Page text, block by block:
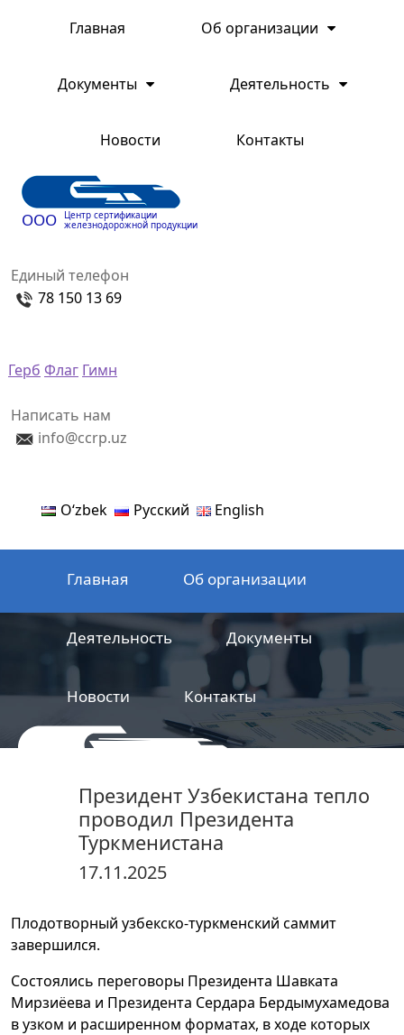
Главная Об организации
Документы Деятельность
Новости Контакты
ООО Центр сертификации
железнодорожной продукции
Единый телефон
78 150 13 69
Герб Флаг Гимн
Написать нам
info@ccrp.uz
Oʻzbek Русский English
Главная Об организации
Деятельность Документы
Новости Контакты
железнодорожной продукции
Президент Узбекистана тепло
проводил Президента
Туркменистана
17.11.2025
Плодотворный узбекско-туркменский саммит
завершился.
Состоялись переговоры Президента Шавката
Мирзиёева и Президента Сердара Бердымухамедова
в узком и расширенном форматах, в ходе которых